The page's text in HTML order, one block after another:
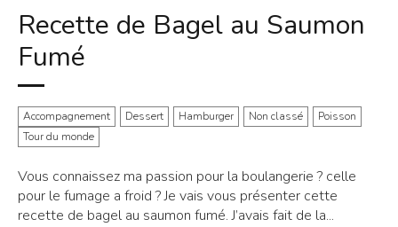
Recette de Bagel au Saumon
Fumé
Accompagnement Dessert Hamburger Non classé
Poisson
Tour du monde
Vous connaissez ma passion pour la boulangerie ? celle
pour le fumage a froid ? Je vais vous présenter cette
recette de bagel au saumon fumé. J’avais fait de la...